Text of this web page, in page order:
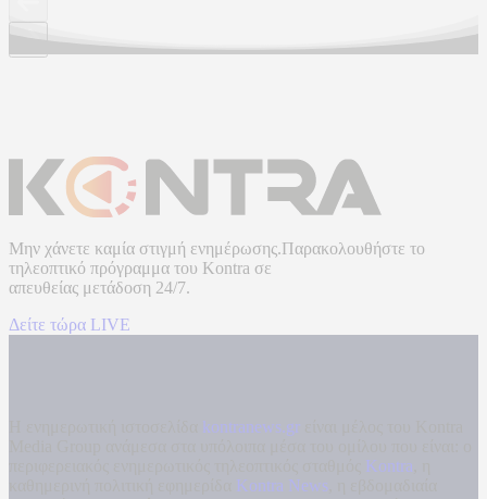
Μην χάνετε καμία στιγμή ενημέρωσης.Παρακολουθήστε το
τηλεοπτικό πρόγραμμα του Kontra σε
απευθείας μετάδοση 24/7.
Δείτε τώρα LIVE
kontranews.gr
Kontra
Kontra News